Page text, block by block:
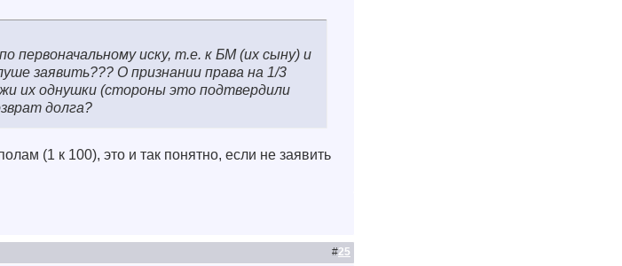
первоначальному иску, т.е. к БМ (их сыну) и
заявить??? О признании права на 1/3
их однушки (стороны это подтвердили
долга?
(1 к 100), это и так понятно, если не заявить
#25